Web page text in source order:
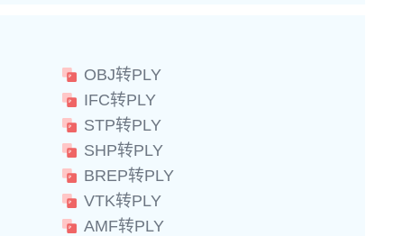
OBJ转PLY
IFC转PLY
STP转PLY
SHP转PLY
BREP转PLY
VTK转PLY
AMF转PLY